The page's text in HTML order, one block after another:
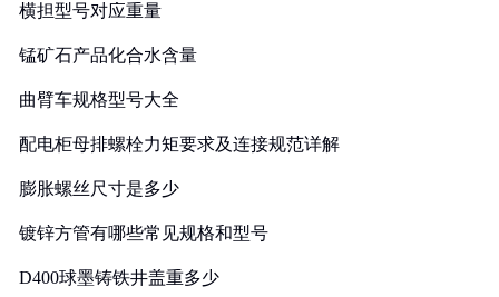
横担型号对应重量
锰矿石产品化合水含量
曲臂车规格型号大全
配电柜母排螺栓力矩要求及连接规范详解
膨胀螺丝尺寸是多少
镀锌方管有哪些常见规格和型号
D400球墨铸铁井盖重多少